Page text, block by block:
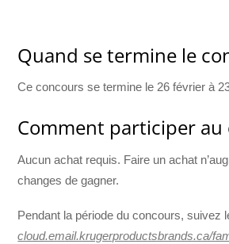
Quand se termine le
Ce concours se termine le 26 février à
Comment participer au
Aucun achat requis. Faire un achat
changes de gagner.
Pendant la période du concours, suivez
cloud.email.krugerproductsbrands.ca/